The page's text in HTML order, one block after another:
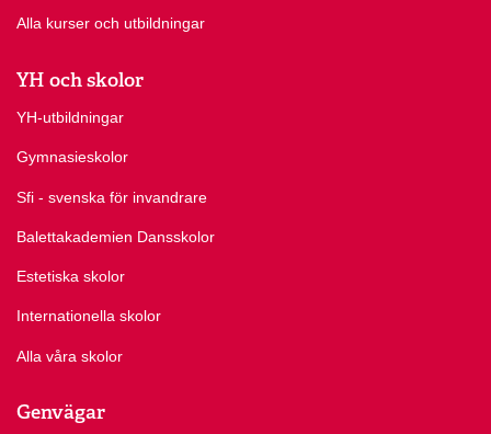
Alla kurser och utbildningar
YH och skolor
YH-utbildningar
Gymnasieskolor
Sfi - svenska för invandrare
Balettakademien Dansskolor
Estetiska skolor
Internationella skolor
Alla våra skolor
Genvägar